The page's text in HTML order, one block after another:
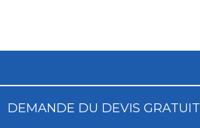
DEMANDE DU DEVIS GRATUIT